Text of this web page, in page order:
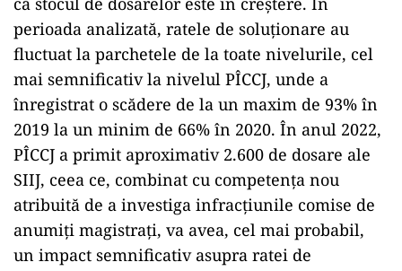
perioada analizată, ratele de soluționare au
fluctuat la parchetele de la toate nivelurile, cel
mai semnificativ la nivelul PÎCCJ, unde a
înregistrat o scădere de la un maxim de 93% în
2019 la un minim de 66% în 2020. În anul 2022,
PÎCCJ a primit aproximativ 2.600 de dosare ale
SIIJ, ceea ce, combinat cu competența nou
atribuită de a investiga infracțiunile comise de
anumiți magistrați, va avea, cel mai probabil,
un impact semnificativ asupra ratei de